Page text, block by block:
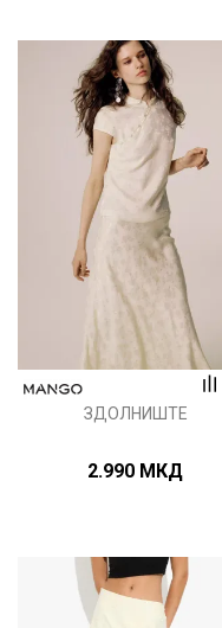
ЗДОЛНИШТЕ
2.990 МКД